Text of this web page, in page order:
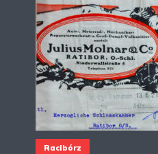
Racibórz